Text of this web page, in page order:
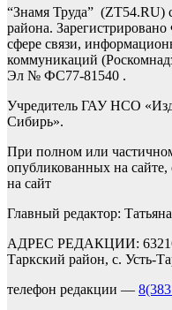
“Знамя Труда” (ZT54.RU)
района.
сфере связи,
коммуникаций
Эл № ФС77-81540 .
Учредитель ГАУ НСО
Сибирь».
При полном или
опубликованных на сайте,
на сайт
Главный редактор:
АДРЕС РЕДАКЦИИ:
Таркский район, с. Усть-
телефон редакции —